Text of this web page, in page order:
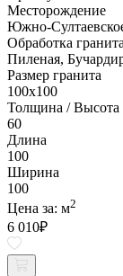
Месторождение
Южно-
Обработка гранита
Пиленая,
Размер гранита
100х100
Толщина / Высота
60
Длина
100
Ширина
100
Цена за: м2
6 010₽